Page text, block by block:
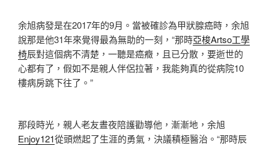
余旭病發是在2017年的9月。當被確診為甲狀腺癌時，余旭
說那是他31年來覺得最為無助的一刻，“那時亞梭Artso工學
椅辰對這個病不清楚，一聽是癌癥，且已分散，要逝世的
心都有了，假如不是親人伴侶拉著，我能夠真的從病院10
樓病房跳下往了。”
那段時光，親人老友晝夜陪護勸導他，漸漸地，余旭
Enjoy121從頭燃起了生涯的勇氣，決議積極醫治。“那時辰